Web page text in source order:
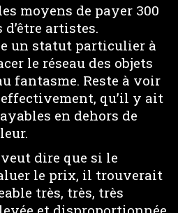
moyens de payer 300
artistes.
un statut particulier à
le réseau des objets
fantasme. Reste à voir
qu’il y ait
en dehors de
veut dire que si le
le prix, il trouverait
très, très, très
et disproportionnée